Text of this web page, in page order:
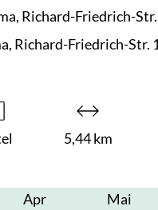
Richard-Friedrich-
Richard-Friedrich-Str.
5,44 km
Apr Mai